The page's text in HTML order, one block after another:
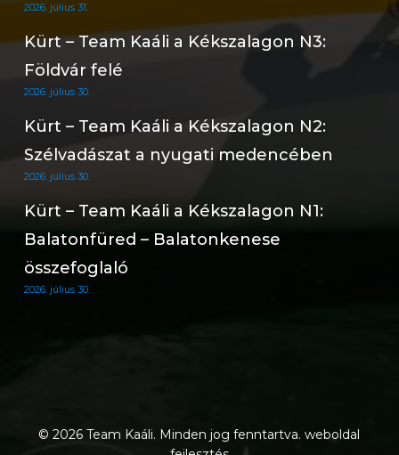
2026. július 31.
Kürt – Team Kaáli a Kékszalagon N3:
Földvár felé
2026. július 30.
Kürt – Team Kaáli a Kékszalagon N2:
Szélvadászat a nyugati medencében
2026. július 30.
Kürt – Team Kaáli a Kékszalagon N1:
Balatonfüred – Balatonkenese
összefoglaló
2026. július 30.
© 2026 Team Kaáli. Minden jog fenntartva.weboldal